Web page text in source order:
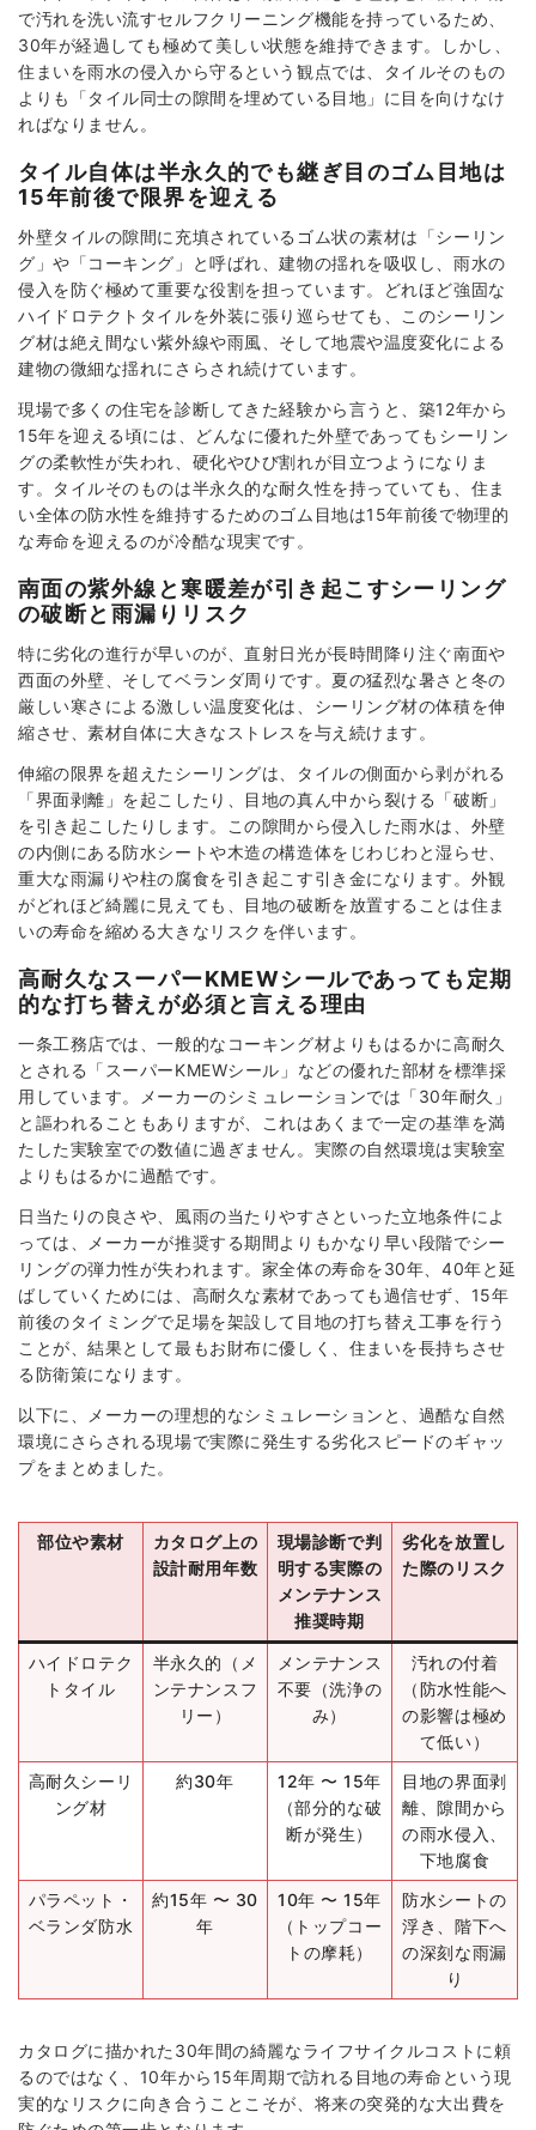
で汚れを洗い流すセルフクリーニング機能を持っているため、
30年が経過しても極めて美しい状態を維持できます。しかし、
住まいを雨水の侵入から守るという観点では、タイルそのもの
よりも「タイル同士の隙間を埋めている目地」に目を向けなけ
ればなりません。
タイル自体は半永久的でも継ぎ目のゴム目地は
15年前後で限界を迎える
外壁タイルの隙間に充填されているゴム状の素材は「シーリン
グ」や「コーキング」と呼ばれ、建物の揺れを吸収し、雨水の
侵入を防ぐ極めて重要な役割を担っています。どれほど強固な
ハイドロテクトタイルを外装に張り巡らせても、このシーリン
グ材は絶え間ない紫外線や雨風、そして地震や温度変化による
建物の微細な揺れにさらされ続けています。
現場で多くの住宅を診断してきた経験から言うと、築12年から
15年を迎える頃には、どんなに優れた外壁であってもシーリン
グの柔軟性が失われ、硬化やひび割れが目立つようになりま
す。タイルそのものは半永久的な耐久性を持っていても、住ま
い全体の防水性を維持するためのゴム目地は15年前後で物理的
な寿命を迎えるのが冷酷な現実です。
南面の紫外線と寒暖差が引き起こすシーリング
の破断と雨漏りリスク
特に劣化の進行が早いのが、直射日光が長時間降り注ぐ南面や
西面の外壁、そしてベランダ周りです。夏の猛烈な暑さと冬の
厳しい寒さによる激しい温度変化は、シーリング材の体積を伸
縮させ、素材自体に大きなストレスを与え続けます。
伸縮の限界を超えたシーリングは、タイルの側面から剥がれる
「界面剥離」を起こしたり、目地の真ん中から裂ける「破断」
を引き起こしたりします。この隙間から侵入した雨水は、外壁
の内側にある防水シートや木造の構造体をじわじわと湿らせ、
重大な雨漏りや柱の腐食を引き起こす引き金になります。外観
がどれほど綺麗に見えても、目地の破断を放置することは住ま
いの寿命を縮める大きなリスクを伴います。
高耐久なスーパーKMEWシールであっても定期
的な打ち替えが必須と言える理由
一条工務店では、一般的なコーキング材よりもはるかに高耐久
とされる「スーパーKMEWシール」などの優れた部材を標準採
用しています。メーカーのシミュレーションでは「30年耐久」
と謳われることもありますが、これはあくまで一定の基準を満
たした実験室での数値に過ぎません。実際の自然環境は実験室
よりもはるかに過酷です。
日当たりの良さや、風雨の当たりやすさといった立地条件によ
っては、メーカーが推奨する期間よりもかなり早い段階でシー
リングの弾力性が失われます。家全体の寿命を30年、40年と延
ばしていくためには、高耐久な素材であっても過信せず、15年
前後のタイミングで足場を架設して目地の打ち替え工事を行う
ことが、結果として最もお財布に優しく、住まいを長持ちさせ
る防衛策になります。
以下に、メーカーの理想的なシミュレーションと、過酷な自然
環境にさらされる現場で実際に発生する劣化スピードのギャッ
プをまとめました。
部位や素材
カタログ上の
設計耐用年数
現場診断で判
明する実際の
メンテナンス
推奨時期
劣化を放置し
た際のリスク
ハイドロテク
トタイル
半永久的（メ
ンテナンスフ
リー）
メンテナンス
不要（洗浄の
み）
汚れの付着
（防水性能へ
の影響は極め
て低い）
高耐久シーリ
ング材
約30年
12年 〜 15年
（部分的な破
断が発生）
目地の界面剥
離、隙間から
の雨水侵入、
下地腐食
パラペット・
ベランダ防水
約15年 〜 30
年
10年 〜 15年
（トップコー
トの摩耗）
防水シートの
浮き、階下へ
の深刻な雨漏
り
カタログに描かれた30年間の綺麗なライフサイクルコストに頼
るのではなく、10年から15年周期で訪れる目地の寿命という現
実的なリスクに向き合うことこそが、将来の突発的な大出費を